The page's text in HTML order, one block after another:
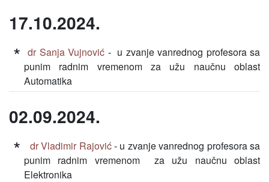
17.10.2024.
dr Sanja Vujnović - u zvanje vanrednog profesora sa
punim radnim vremenom za užu naučnu oblast
Automatika
02.09.2024.
dr Vladimir Rajović- u zvanje vanrednog profesora sa
punim radnim vremenom za užu naučnu oblast
Elektronika